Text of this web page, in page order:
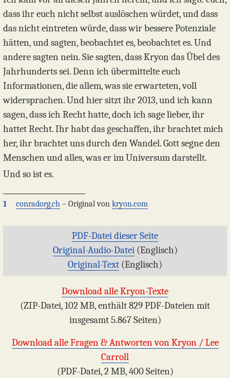
dass ihr euch nicht selbst auslöschen würdet, und dass
das nicht eintreten würde, dass wir bessere Potenziale
hätten, und sagten, beobachtet es, beobachtet es. Und
andere sagten nein. Sie sagten, dass Kryon das Übel des
Jahrhunderts sei. Denn ich übermittelte euch
Informationen, die allem, was sie erwarteten, voll
widersprachen. Und hier sitzt ihr 2013, und ich kann
sagen, dass ich Recht hatte, doch ich sage lieber, ihr
hattet Recht. Ihr habt das geschaffen, ihr brachtet mich
her, ihr brachtet uns durch den Wandel. Gott segne den
Menschen und alles, was er im Universum darstellt.
Und so ist es.
1 conradorg.ch – Original von kryon.com
PDF-Datei dieser Seite
Original-Audio-Datei(Englisch)
Original-Text (Englisch)
Download alle Kryon-Texte
(ZIP-Datei, 102 MB, enthält 829 PDF-Dateien mit
insgesamt 5.867 Seiten)
Download alle Fragen & Antworten von Kryon / Lee
Carroll
(PDF-Datei, 2 MB, 400 Seiten)